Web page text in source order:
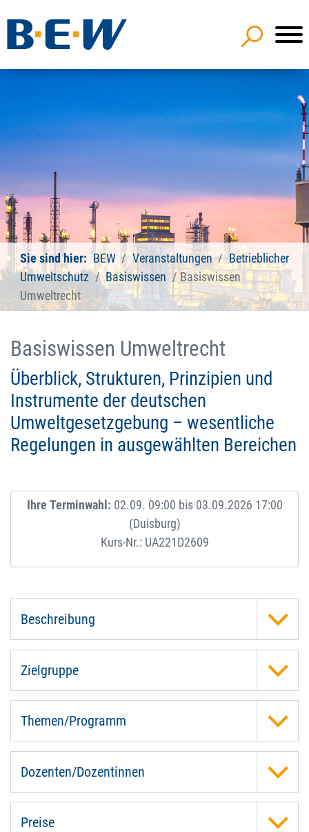
Sie sind hier: BEW Veranstaltungen
Betrieblicher
Umweltschutz
Basiswissen
Basiswissen
Umweltrecht
Basiswissen Umweltrecht
Überblick, Strukturen, Prinzipien und
Instrumente der deutschen
Umweltgesetzgebung – wesentliche
Regelungen in ausgewählten Bereichen
Ihre Terminwahl: 02.09. 09:00 bis 03.09.2026 17:00
(Duisburg)
Kurs-Nr.: UA221D2609
Beschreibung
Zielgruppe
Themen/Programm
Dozenten/Dozentinnen
Preise